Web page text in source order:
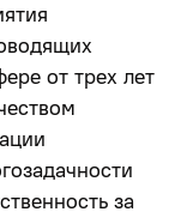
от трех лет
за